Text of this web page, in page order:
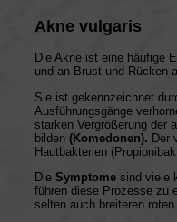
Akne vulgaris
Die Akne ist eine häufige
und an Brust und Rücken
Sie ist gekennzeichnet
Ausführungsgänge
starken Vergrößerung der
bilden (Komedonen). Der
Hautbakterien
Die Symptome sind viele
führen diese Prozesse zu
selten auch breiteren roten